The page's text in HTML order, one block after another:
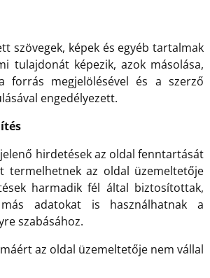
szövegek, képek és egyéb tartalmak
tulajdonát képezik, azok másolása,
forrás megjelölésével és a szerző
engedélyezett.
hirdetések az oldal fenntartását
termelhetnek az oldal üzemeltetője
harmadik fél által biztosítottak,
adatokat is használhatnak a
szabásához.
az oldal üzemeltetője nem vállal